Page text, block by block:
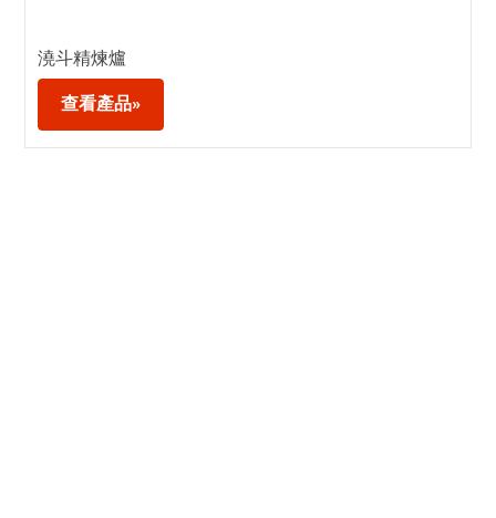
澆斗精煉爐
查看產品»